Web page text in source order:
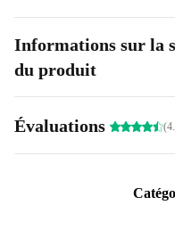
Informations sur la
du produit
Évaluations